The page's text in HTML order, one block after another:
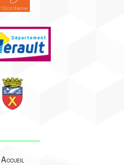
Accueil